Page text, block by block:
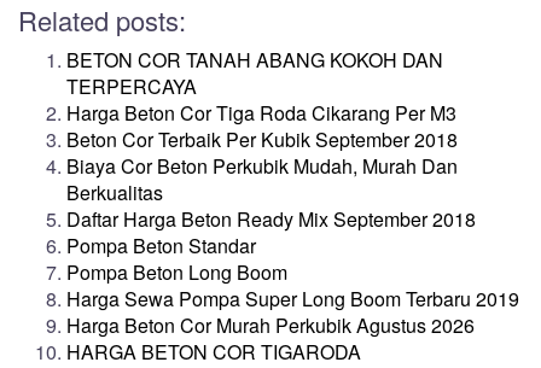
Related posts:
BETON COR TANAH ABANG KOKOH DAN
TERPERCAYA
Harga Beton Cor Tiga Roda Cikarang Per M3
Beton Cor Terbaik Per Kubik September 2018
Biaya Cor Beton Perkubik Mudah, Murah Dan
Berkualitas
Daftar Harga Beton Ready Mix September 2018
Pompa Beton Standar
Pompa Beton Long Boom
Harga Sewa Pompa Super Long Boom Terbaru 2019
Harga Beton Cor Murah Perkubik Agustus 2026
HARGA BETON COR TIGARODA